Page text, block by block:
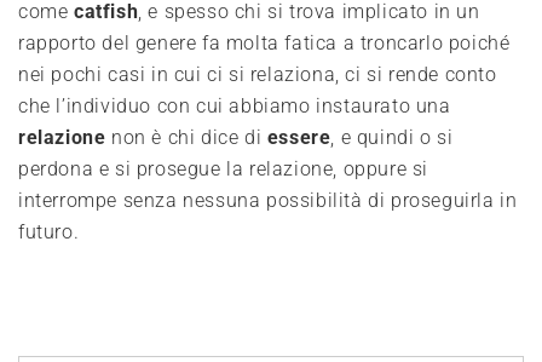
come catfish , e spesso chi si trova implicato in un
rapporto del genere fa molta fatica a troncarlo poiché
nei pochi casi in cui ci si relaziona, ci si rende conto
che l’individuo con cui abbiamo instaurato una
relazione non è chi dice di essere , e quindi o si
perdona e si prosegue la relazione, oppure si
interrompe senza nessuna possibilità di proseguirla in
futuro.